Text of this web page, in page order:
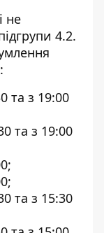
не
4.2.
та з 19:00
та з 19:00
та з 15:30